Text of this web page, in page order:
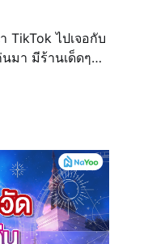
TikTok ไปเจอกับ
า มีร้านเด็ดๆมา